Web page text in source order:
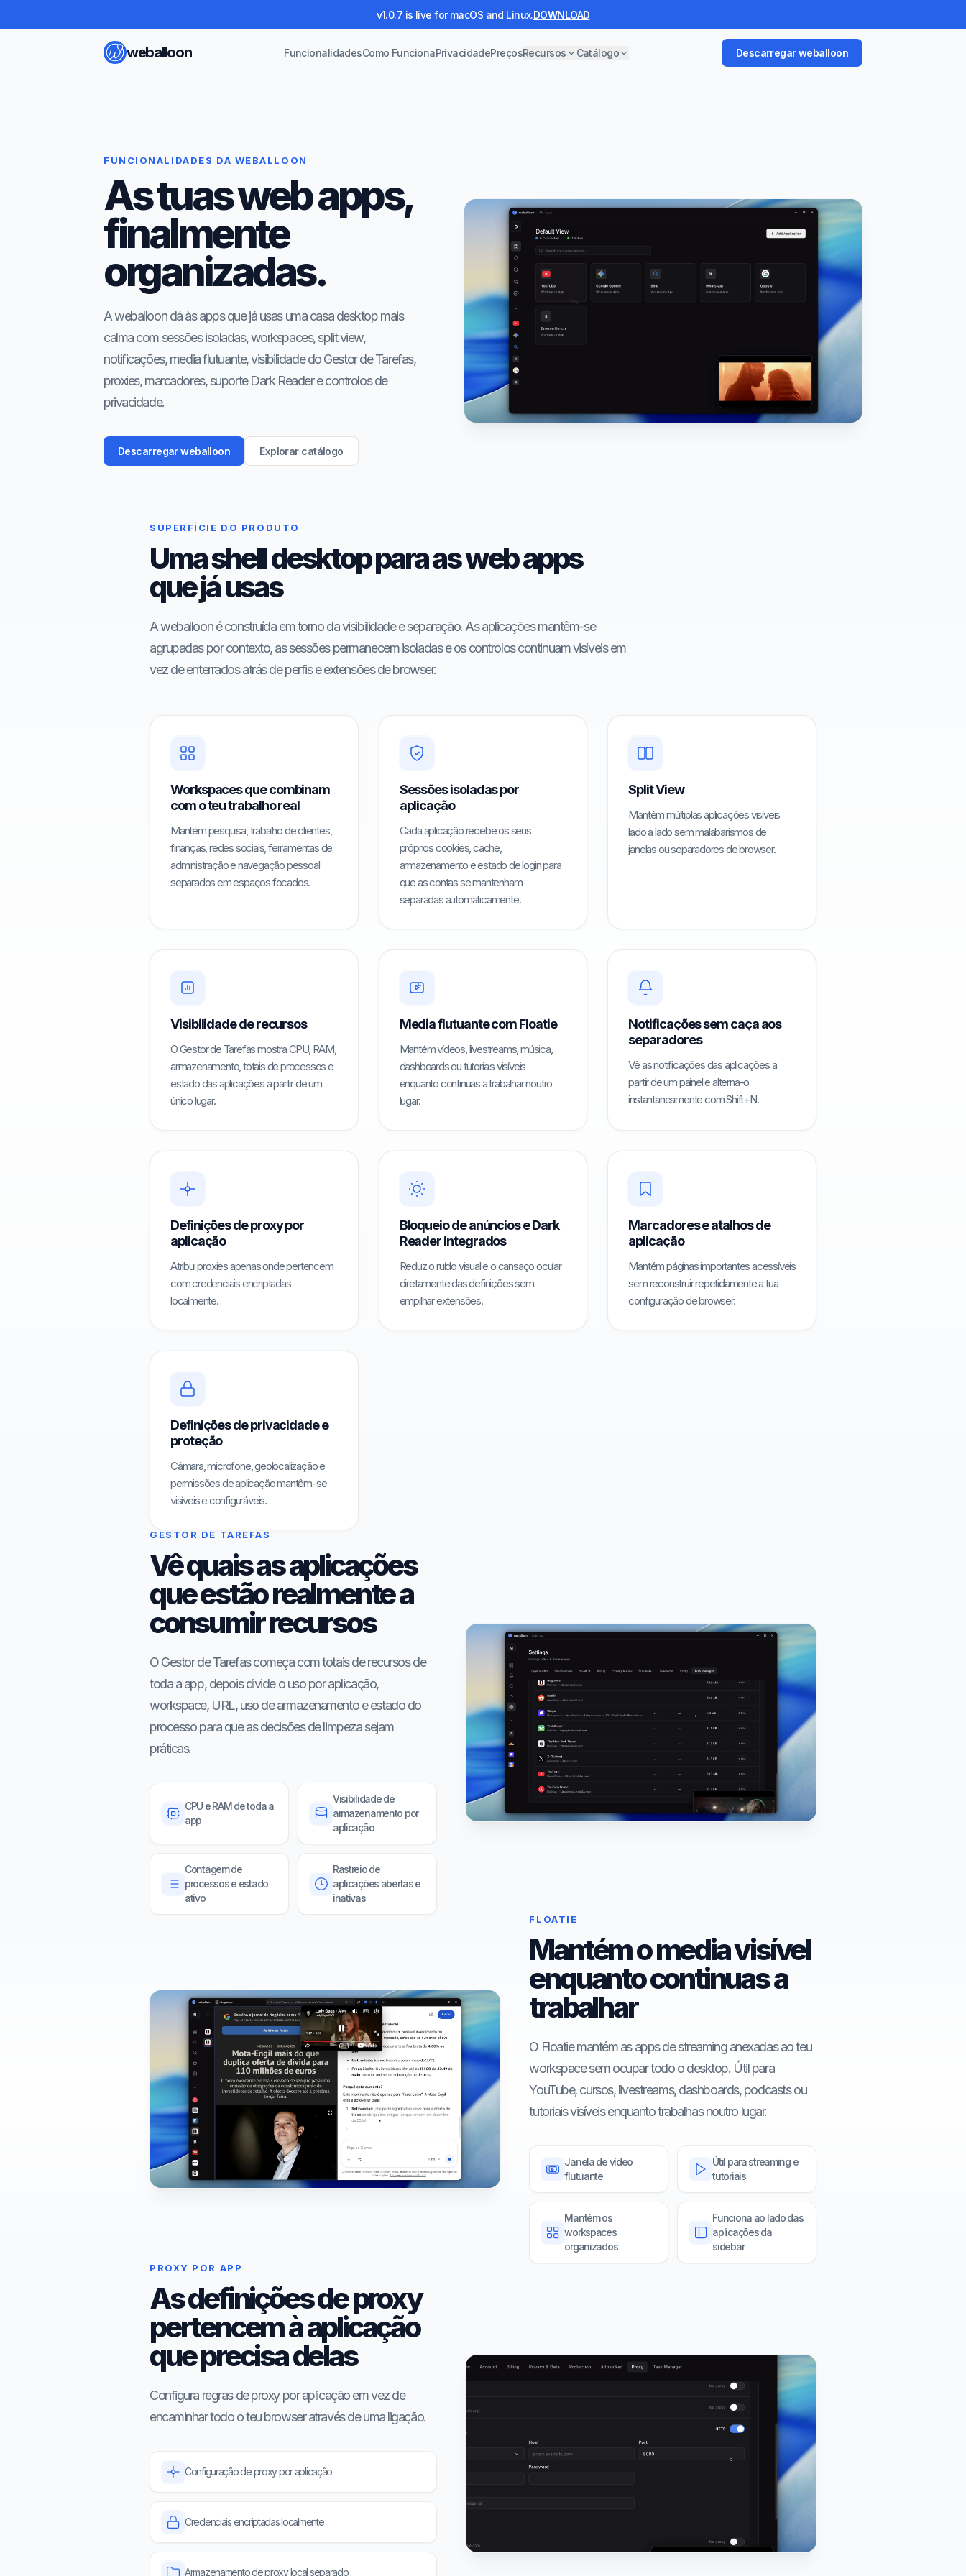
v1.0.7 is live for macOS and Linux.DOWNLOAD
weballoon FuncionalidadesComo FuncionaPrivacidadePreçosRecursos Catálogo Descarregar weballoon
FUNCIONALIDADES DA WEBALLOON
As tuas web apps,
finalmente
organizadas.
A weballoon dá às apps que já usas uma casa desktop mais
calma com sessões isoladas, workspaces, split view,
notificações, media flutuante, visibilidade do Gestor de Tarefas,
proxies, marcadores, suporte Dark Reader e controlos de
privacidade.
Descarregar weballoon Explorar catálogo
SUPERFÍCIE DO PRODUTO
Uma shell desktop para as web apps
que já usas
A weballoon é construída em torno da visibilidade e separação. As aplicações mantêm-se
agrupadas por contexto, as sessões permanecem isoladas e os controlos continuam visíveis em
vez de enterrados atrás de perfis e extensões de browser.
Workspaces que combinam
com o teu trabalho real
Mantém pesquisa, trabalho de clientes,
finanças, redes sociais, ferramentas de
administração e navegação pessoal
separados em espaços focados.
Sessões isoladas por
aplicação
Cada aplicação recebe os seus
próprios cookies, cache,
armazenamento e estado de login para
que as contas se mantenham
separadas automaticamente.
Split View
Mantém múltiplas aplicações visíveis
lado a lado sem malabarismos de
janelas ou separadores de browser.
Visibilidade de recursos
O Gestor de Tarefas mostra CPU, RAM,
armazenamento, totais de processos e
estado das aplicações a partir de um
único lugar.
Media flutuante com Floatie
Mantém vídeos, livestreams, música,
dashboards ou tutoriais visíveis
enquanto continuas a trabalhar noutro
lugar.
Notificações sem caça aos
separadores
Vê as notificações das aplicações a
partir de um painel e alterna-o
instantaneamente com Shift+N.
Definições de proxy por
aplicação
Atribui proxies apenas onde pertencem
com credenciais encriptadas
localmente.
Bloqueio de anúncios e Dark
Reader integrados
Reduz o ruído visual e o cansaço ocular
diretamente das definições sem
empilhar extensões.
Marcadores e atalhos de
aplicação
Mantém páginas importantes acessíveis
sem reconstruir repetidamente a tua
configuração de browser.
Definições de privacidade e
proteção
Câmara, microfone, geolocalização e
permissões de aplicação mantêm-se
visíveis e configuráveis.
GESTOR DE TAREFAS
Vê quais as aplicações
que estão realmente a
consumir recursos
O Gestor de Tarefas começa com totais de recursos de
toda a app, depois divide o uso por aplicação,
workspace, URL, uso de armazenamento e estado do
processo para que as decisões de limpeza sejam
práticas.
CPU e RAM de toda a
app
Visibilidade de
armazenamento por
aplicação
Contagem de
processos e estado
ativo
Rastreio de
aplicações abertas e
inativas
FLOATIE
Mantém o media visível
enquanto continuas a
trabalhar
O Floatie mantém as apps de streaming anexadas ao teu
workspace sem ocupar todo o desktop. Útil para
YouTube, cursos, livestreams, dashboards, podcasts ou
tutoriais visíveis enquanto trabalhas noutro lugar.
Janela de vídeo
flutuante
Útil para streaming e
tutoriais
Mantém os
workspaces
organizados
Funciona ao lado das
aplicações da
sidebar
PROXY POR APP
As definições de proxy
pertencem à aplicação
que precisa delas
Configura regras de proxy por aplicação em vez de
encaminhar todo o teu browser através de uma ligação.
Configuração de proxy por aplicação
Credenciais encriptadas localmente
Armazenamento de proxy local separado